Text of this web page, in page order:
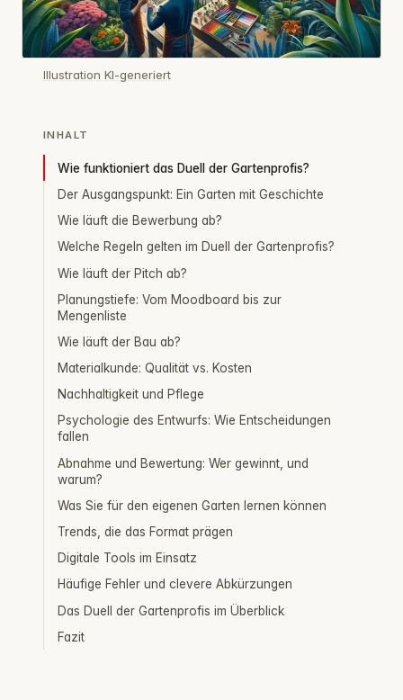
Illustration KI-generiert
INHALT
Wie funktioniert das Duell der Gartenprofis?
Der Ausgangspunkt: Ein Garten mit Geschichte
Wie läuft die Bewerbung ab?
Welche Regeln gelten im Duell der Gartenprofis?
Wie läuft der Pitch ab?
Planungstiefe: Vom Moodboard bis zur
Mengenliste
Wie läuft der Bau ab?
Materialkunde: Qualität vs. Kosten
Nachhaltigkeit und Pflege
Psychologie des Entwurfs: Wie Entscheidungen
fallen
Abnahme und Bewertung: Wer gewinnt, und
warum?
Was Sie für den eigenen Garten lernen können
Trends, die das Format prägen
Digitale Tools im Einsatz
Häufige Fehler und clevere Abkürzungen
Das Duell der Gartenprofis im Überblick
Fazit